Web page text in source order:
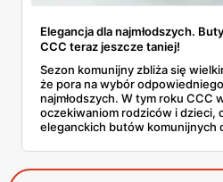
Elegancja dla najmłodszych.
CCC teraz jeszcze taniej!
Sezon komunijny zbliża się
że pora na wybór
najmłodszych. W tym roku CCC
oczekiwaniom rodziców i dzieci,
eleganckich butów komunijnych
ALL20 można zyskać 20 zł zniżki!